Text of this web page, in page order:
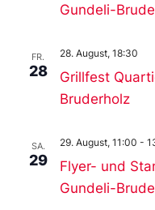
Gundeli-
FR.
28
Grillfest
Bruderholz
28. August, 18:30
SA.
29
Flyer- und
Gundeli-
29. August, 11:00 -